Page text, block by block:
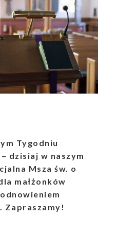
Tygodniu
dzisiaj w naszym
Msza św. o
małżonków
Zapraszamy!